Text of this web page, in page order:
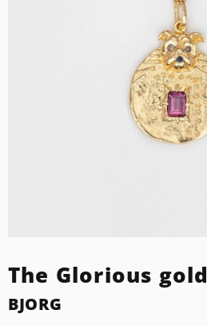
The Glorious gold
BJORG